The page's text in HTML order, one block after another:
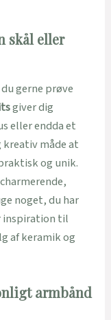
skål eller
gerne prøve
giver dig
eller endda et
kreativ måde at
og unik.
noget, du har
inspiration til
af keramik og
armbånd